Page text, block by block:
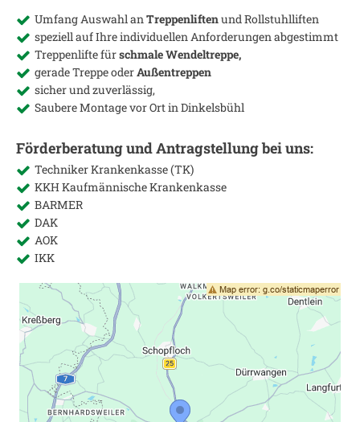
Umfang Auswahl anTreppenliftenund Rollstuhlliften
speziell auf Ihre individuellen Anforderungen abgestimmt
Treppenlifte fürschmale Wendeltreppe,
gerade Treppe oderAußentreppen
sicher und zuverlässig,
Saubere Montage vor Ort inDinkelsbühl
Förderberatung und Antragstellung bei uns:
Techniker Krankenkasse (TK)
KKH Kaufmännische Krankenkasse
BARMER
DAK
AOK
IKK